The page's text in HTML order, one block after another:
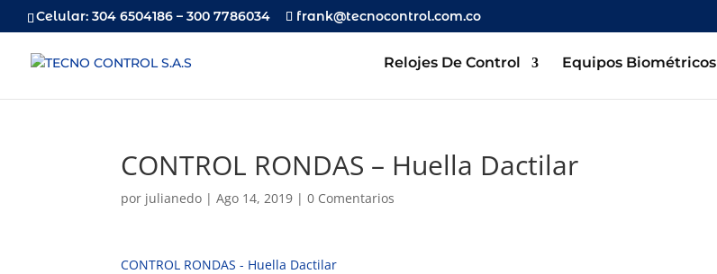
Celular: 304 6504186 – 300 7786034 frank@tecnocontrol.com.co
Relojes De Control Equipos Biométricos
CONTROL RONDAS – Huella Dactilar
por julianedo |Ago 14, 2019 |0 Comentarios
CONTROL RONDAS - Huella Dactilar